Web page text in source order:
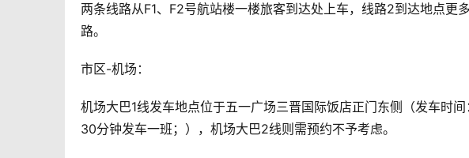
两条线路从F1、F2号航站楼一楼旅客到达处上车，线路2到达地点更
路。
市区-机场：
机场大巴1线发车地点位于五一广场三晋国际饭店正门东侧（发车
30分钟发车一班；），机场大巴2线则需预约不予考虑。